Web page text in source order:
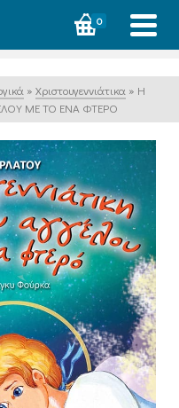
0
» Χριστουγεννιάτικα » Η
ΜΕ ΤΟ ΕΝΑ ΦΤΕΡΟ